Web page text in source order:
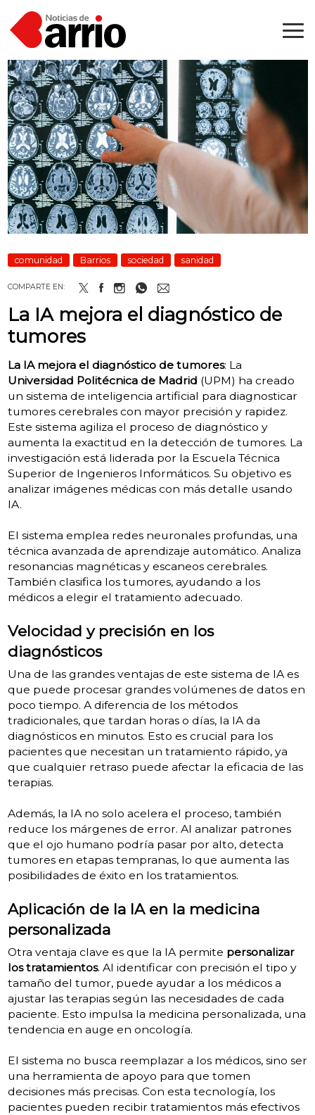
comunidad Barrios sociedad sanidad
COMPARTE EN:
La IA mejora el diagnóstico de
tumores
La IA mejora el diagnóstico de tumores: La
Universidad Politécnica de Madrid (UPM) ha creado
un sistema de inteligencia artificial para diagnosticar
tumores cerebrales con mayor precisión y rapidez.
Este sistema agiliza el proceso de diagnóstico y
aumenta la exactitud en la detección de tumores. La
investigación está liderada por la Escuela Técnica
Superior de Ingenieros Informáticos. Su objetivo es
analizar imágenes médicas con más detalle usando
IA.
El sistema emplea redes neuronales profundas, una
técnica avanzada de aprendizaje automático. Analiza
resonancias magnéticas y escaneos cerebrales.
También clasifica los tumores, ayudando a los
médicos a elegir el tratamiento adecuado.
Velocidad y precisión en los
diagnósticos
Una de las grandes ventajas de este sistema de IA es
que puede procesar grandes volúmenes de datos en
poco tiempo. A diferencia de los métodos
tradicionales, que tardan horas o días, la IA da
diagnósticos en minutos. Esto es crucial para los
pacientes que necesitan un tratamiento rápido, ya
que cualquier retraso puede afectar la eficacia de las
terapias.
Además, la IA no solo acelera el proceso, también
reduce los márgenes de error. Al analizar patrones
que el ojo humano podría pasar por alto, detecta
tumores en etapas tempranas, lo que aumenta las
posibilidades de éxito en los tratamientos.
Aplicación de la IA en la medicina
personalizada
Otra ventaja clave es que la IA permite personalizar
los tratamientos. Al identificar con precisión el tipo y
tamaño del tumor, puede ayudar a los médicos a
ajustar las terapias según las necesidades de cada
paciente. Esto impulsa la medicina personalizada, una
tendencia en auge en oncología.
El sistema no busca reemplazar a los médicos, sino ser
una herramienta de apoyo para que tomen
decisiones más precisas. Con esta tecnología, los
pacientes pueden recibir tratamientos más efectivos